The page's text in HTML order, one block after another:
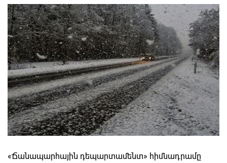
«Ճանապարհային դեպարտամենտ» հիմնադրամը